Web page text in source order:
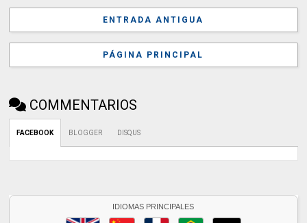
ENTRADA ANTIGUA
PÁGINA PRINCIPAL
COMMENTARIOS
FACEBOOK BLOGGER DISQUS
IDIOMAS PRINCIPALES